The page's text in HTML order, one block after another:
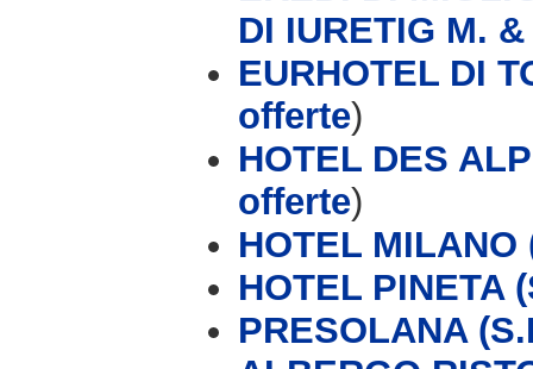
DI IURETIG M. &
EURHOTEL DI
offerte)
HOTEL DES
offerte)
HOTEL MILANO
HOTEL PINETA
PRESOLANA